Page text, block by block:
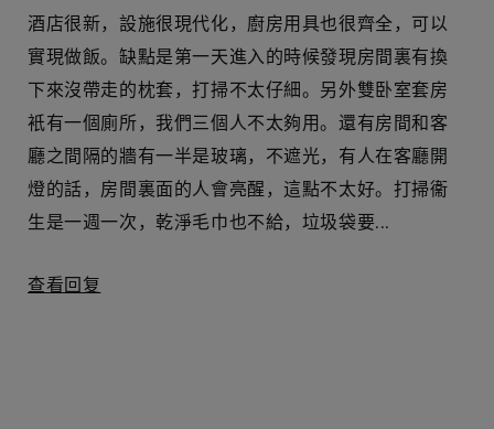
酒店很新，設施很現代化，廚房用具也很齊全，可以
實現做飯。缺點是第一天進入的時候發現房間裏有換
下來沒帶走的枕套，打掃不太仔細。另外雙卧室套房
衹有一個廁所，我們三個人不太夠用。還有房間和客
廳之間隔的牆有一半是玻璃，不遮光，有人在客廳開
燈的話，房間裏面的人會亮醒，這點不太好。打掃衞
生是一週一次，乾淨毛巾也不給，垃圾袋要...
查看回复